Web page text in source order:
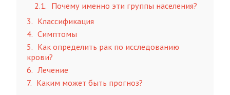
2.1
Почему именно эти группы населения?
3
Классификация
4 Симптомы
5
Как определить рак по исследованию
крови?
6
Лечение
7
Каким может быть прогноз?